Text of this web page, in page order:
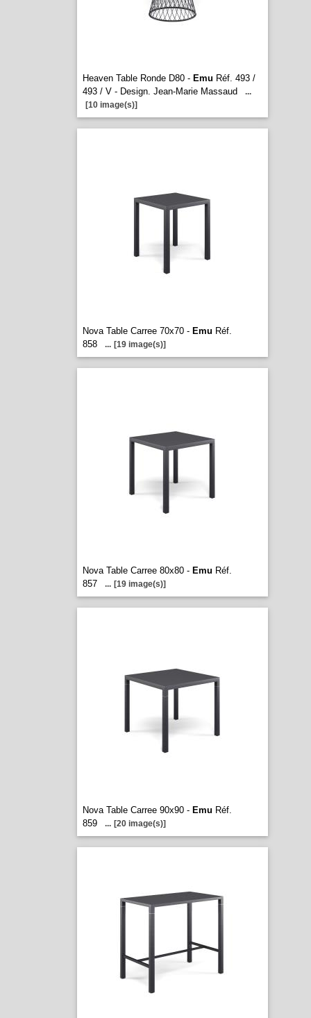
Heaven Table Ronde D80 - Emu Réf. 493 /
493 / V - Design. Jean-Marie Massaud
...
[10 image(s)]
Nova Table Carree 70x70 - Emu Réf.
858
... [19 image(s)]
Nova Table Carree 80x80 - Emu Réf.
857
... [19 image(s)]
Nova Table Carree 90x90 - Emu Réf.
859
... [20 image(s)]